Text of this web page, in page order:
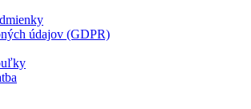
údajov (GDPR)